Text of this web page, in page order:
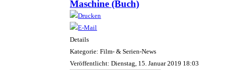
Maschine (Buch)
Details
Kategorie: Film- & Serien-News
Veröffentlicht: Dienstag, 15. Januar 2019 18:03